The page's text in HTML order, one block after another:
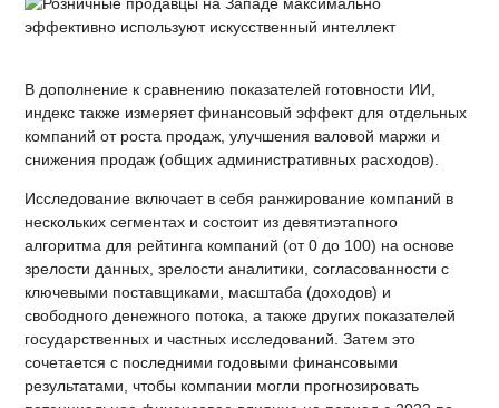
В дополнение к сравнению показателей готовности ИИ,
индекс также измеряет финансовый эффект для отдельных
компаний от роста продаж, улучшения валовой маржи и
снижения продаж (общих административных расходов).
Исследование включает в себя ранжирование компаний в
нескольких сегментах и состоит из девятиэтапного
алгоритма для рейтинга компаний (от 0 до 100) на основе
зрелости данных, зрелости аналитики, согласованности с
ключевыми поставщиками, масштаба (доходов) и
свободного денежного потока, а также других показателей
государственных и частных исследований. Затем это
сочетается с последними годовыми финансовыми
результатами, чтобы компании могли прогнозировать